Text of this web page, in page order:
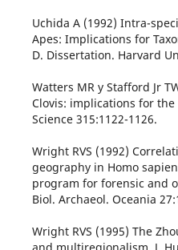
Uchida A (1992) Intra-
Apes: Implications for
D. Dissertation. Harvard
Watters MR y Stafford Jr
Clovis: implications for
Science 315:1122-1126.
Wright RVS (1992)
geography in Homo
program for forensic and
Biol. Archaeol. Oceania
Wright RVS (1995) The